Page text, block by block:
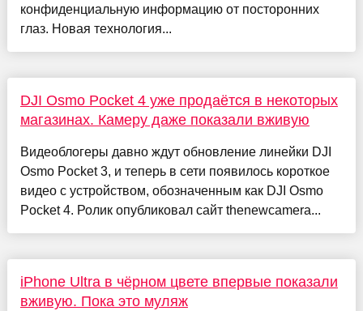
конфиденциальную информацию от посторонних
глаз. Новая технология...
DJI Osmo Pocket 4 уже продаётся в некоторых
магазинах. Камеру даже показали вживую
Видеоблогеры давно ждут обновление линейки DJI
Osmo Pocket 3, и теперь в сети появилось короткое
видео с устройством, обозначенным как DJI Osmo
Pocket 4. Ролик опубликовал сайт thenewcamera...
iPhone Ultra в чёрном цвете впервые показали
вживую. Пока это муляж